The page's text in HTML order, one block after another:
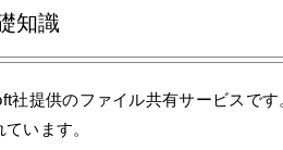
知識
社提供のファイル共有サービスで
います。